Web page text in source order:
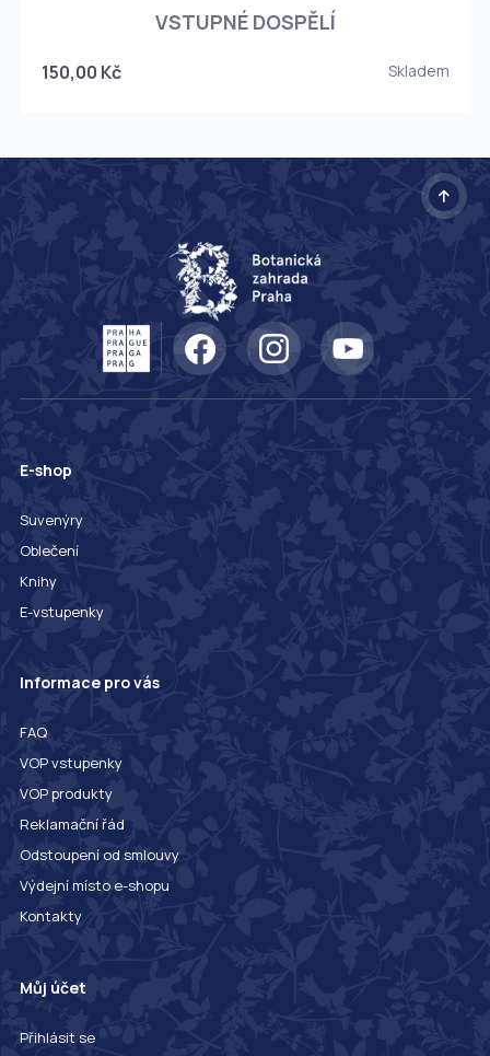
VSTUPNÉ DOSPĚLÍ
150,00 Kč Skladem
E-shop
Suvenýry
Oblečení
Knihy
E-vstupenky
Informace pro vás
FAQ
VOP vstupenky
VOP produkty
Reklamační řád
Odstoupení od smlouvy
Výdejní místo e-shopu
Kontakty
Můj účet
Přihlásit se